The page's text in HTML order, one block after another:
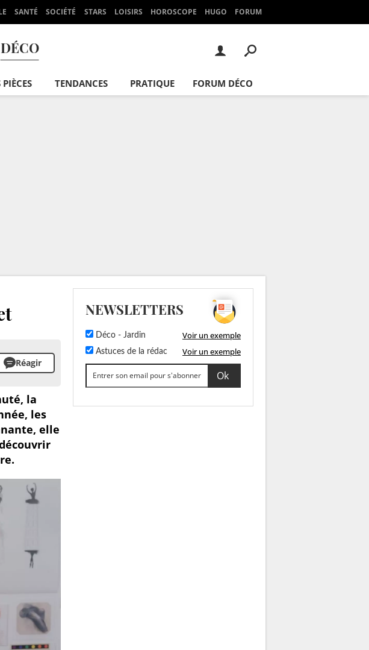
SANTÉ SOCIÉTÉ STARS LOISIRS HOROSCOPE HUGO FORUM
DÉCO
TENDANCES PRATIQUE FORUM DÉCO
Réagir
la
les
elle
NEWSLETTERS
Déco - Jardin Voir un exemple
Astuces de la rédac Voir un exemple